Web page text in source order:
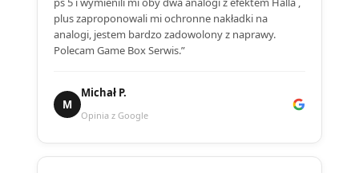
plus zaproponowali mi ochronne nakładki na
analogi, jestem bardzo zadowolony z naprawy.
Polecam Game Box Serwis.”
M
Michał P.
Opinia z Google